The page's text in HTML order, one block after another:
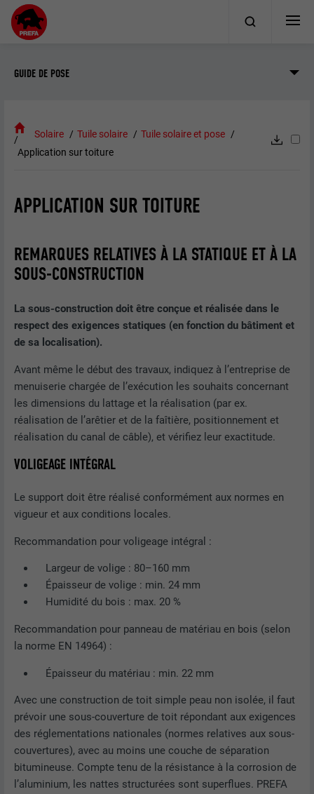
GUIDE DE POSE
Solaire Tuile solaire
Tuile solaire et pose
Application sur toiture
APPLICATION SUR TOITURE
REMARQUES RELATIVES À LA STATIQUE ET À LA
SOUS-CONSTRUCTION
La sous-construction doit être conçue et réalisée dans le
respect des exigences statiques (en fonction du bâtiment et
de sa localisation).
Avant même le début des travaux, indiquez à l’entreprise de
menuiserie chargée de l’exécution les souhaits concernant
les dimensions du lattage et la réalisation (par ex.
réalisation de l’arêtier et de la faîtière, positionnement et
réalisation du canal de câble), et vérifiez leur exactitude.
VOLIGEAGE INTÉGRAL
Le support doit être réalisé conformément aux normes en
vigueur et aux conditions locales.
Recommandation pour voligeage intégral :
Largeur de volige : 80–160 mm
Épaisseur de volige : min. 24 mm
Humidité du bois : max. 20 %
Recommandation pour panneau de matériau en bois (selon
la norme EN 14964) :
Épaisseur du matériau : min. 22 mm
Avec une construction de toit simple peau non isolée, il faut
prévoir une sous-couverture de toit répondant aux exigences
des réglementations nationales (normes relatives aux sous-
couvertures), avec au moins une couche de séparation
bitumineuse. Compte tenu de la résistance à la corrosion de
l’aluminium, les nattes structurées sont superflues. PREFA